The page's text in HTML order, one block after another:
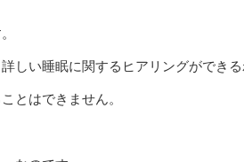
しい睡眠に関するヒアリングができ
とはできません。